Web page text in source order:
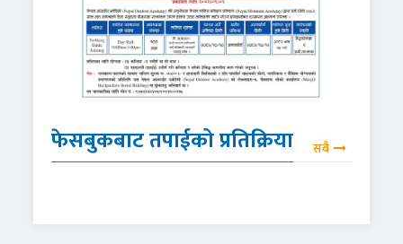
फेसबुकबाट तपाईको प्रतिक्रिया सबै